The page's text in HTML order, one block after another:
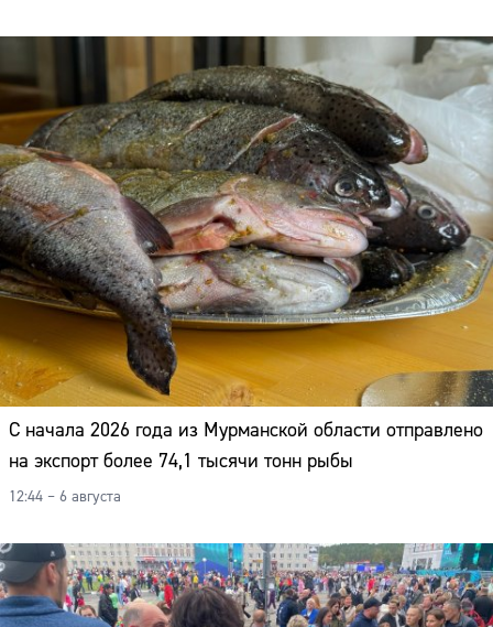
С начала 2026 года из Мурманской области отправлено
на экспорт более 74,1 тысячи тонн рыбы
12:44 – 6 августа
Телефон: